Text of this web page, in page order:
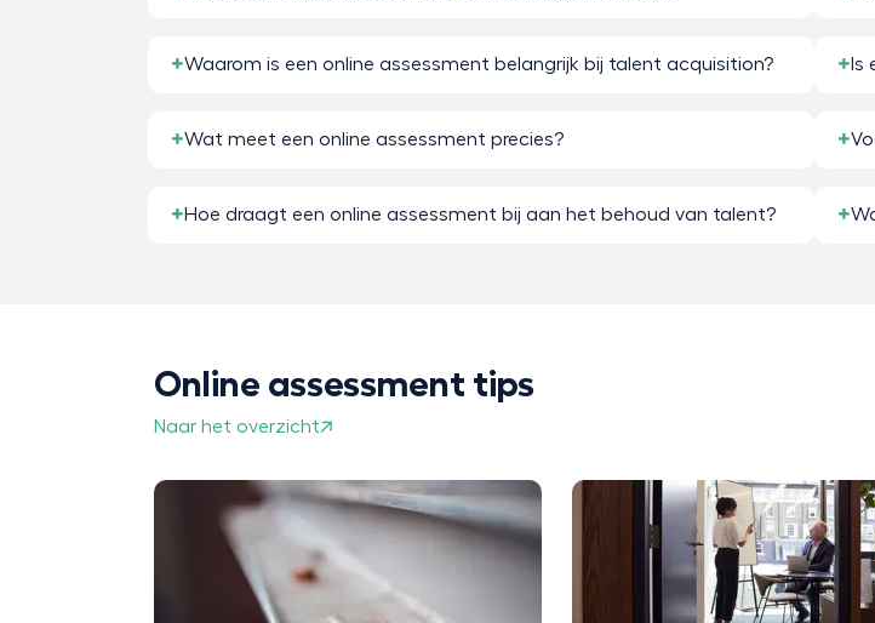
Waarom is een online assessment belangrijk bij talent acquisition?
Wat meet een online assessment precies?
Hoe draagt een online assessment bij aan het behoud van talent?
Is
Online assessment tips
Naar het overzicht